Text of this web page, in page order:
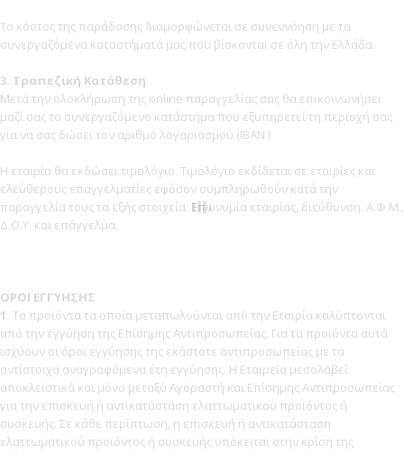
Το κόστος της παράδοσης διαμορφώνεται σε συνεννόηση με τα
συνεργαζόμενα καταστήματά μας που βίσκονται σε όλη την Ελλάδα.
3. Τραπεζική Κατάθεση
Μετά την ολοκλήρωση της online παραγγελίας σας θα επικοινωνήσει
μαζί σας το συνεργαζόμενο κατάστημα που εξυπηρετεί τη περιοχή σας
για να σας δώσει τον αριθμό λογαριασμού (IBAN )
H εταιρία θα εκδώσει τιμολόγιο. Τιμολόγιο εκδίδεται σε εταιρίες και
ελεύθερους επαγγελματίες εφόσον συμπληρωθούν κατά την
παραγγελία τους τα εξής στοιχεία: Επωνυμία εταιρίας, διεύθυνση, Α.Φ.Μ.,
Δ.Ο.Υ. και επάγγελμα.
ΟΡΟΙ ΕΓΓΥΗΣΗΣ
1. Τα προϊόντα τα οποία μεταπωλούνται από την Εταιρία καλύπτονται
από την εγγύηση της Επίσημης Αντιπροσωπείας. Για τα προϊόντα αυτά
ισχύουν οι όροι εγγύησης της εκάστοτε αντιπροσωπείας με τα
αντίστοιχα αναγραφόμενα έτη εγγύησης. Η Εταιρεία μεσολαβεί
αποκλειστικά και μόνο μεταξύ Αγοραστή και Επίσημης Αντιπροσωπείας
για την επισκευή ή αντικατάσταση ελαττωματικού προϊόντος ή
συσκευής. Σε κάθε περίπτωση, η επισκευή ή αντικατάσταση
ελαττωματικού προϊόντος ή συσκευής υπόκειται στην κρίση της